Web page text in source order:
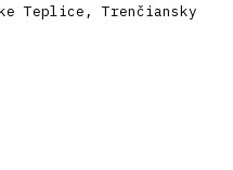
Teplice, Trenčiansky